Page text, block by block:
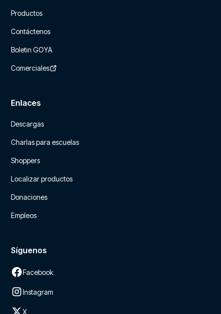
Productos
Contáctenos
Boletin GOYA
Comerciales
Enlaces
Descargas
Charlas para escuelas
Shoppers
Localizar productos
Donaciones
Empleos
Síguenos
Facebook
Instagram
X